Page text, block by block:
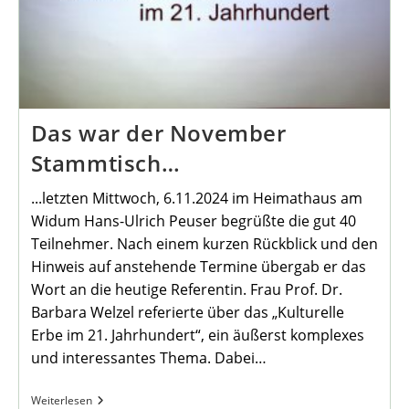
Das war der November
Stammtisch…
...letzten Mittwoch, 6.11.2024 im Heimathaus am
Widum Hans-Ulrich Peuser begrüßte die gut 40
Teilnehmer. Nach einem kurzen Rückblick und den
Hinweis auf anstehende Termine übergab er das
Wort an die heutige Referentin. Frau Prof. Dr.
Barbara Welzel referierte über das „Kulturelle
Erbe im 21. Jahrhundert“, ein äußerst komplexes
und interessantes Thema. Dabei…
WeiterlesenDas